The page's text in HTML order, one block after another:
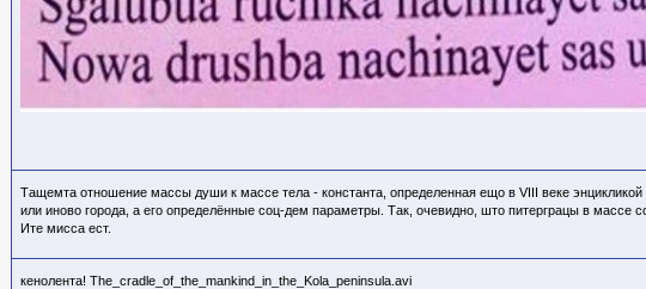
Тащемта отношение массы души к массе тела - константа, определенная ещо в VIII веке
или иново города, а его определённые соц-дем параметры. Так, очевидно, што питерграцы в
Ите мисса ест.
кенолента! The_cradle_of_the_mankind_in_the_Kola_peninsula.avi